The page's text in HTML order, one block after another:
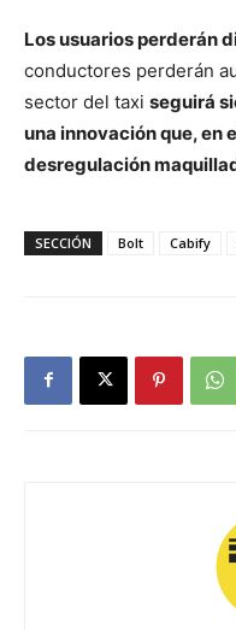
Los usuarios perderán
conductores perderán
sector del taxi seguirá
una innovación que, en
desregulación
SECCIÓN Bolt Cabify